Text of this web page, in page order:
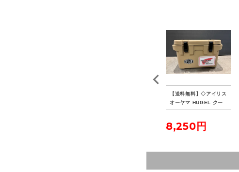
【送料無料】◇アイリス
オーヤマ HUGEL クー
ラーボックス 20L
8,250円